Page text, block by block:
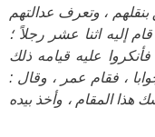
، وتعرف عدالتهم
إليه اثنا عشر رجلاً ؛
عليه قيامه ذلك
، فقام عمر ، وقال :
المقام ، وأخذ بيده